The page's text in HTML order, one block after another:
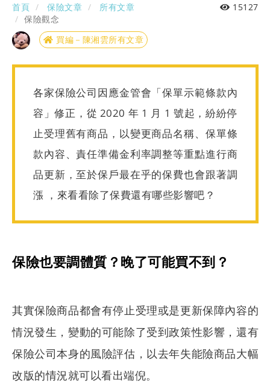
首頁
保險文章
所有文章
保險觀念
15127
買編－陳湘雲所有文章
各家保險公司因應金管會「保單示範條款內
容」修正，從 2020 年 1 月 1 號起，紛紛停
止受理舊有商品，以變更商品名稱、保單條
款內容、責任準備金利率調整等重點進行商
品更新，至於保戶最在乎的保費也會跟著調
漲 ，來看看除了保費還有哪些影響吧？
保險也要調體質？晚了可能買不到？
其實保險商品都會有停止受理或是更新保障內容的
情況發生，變動的可能除了受到政策性影響，還有
保險公司本身的風險評估，以去年失能險商品大幅
改版的情況就可以看出端倪。